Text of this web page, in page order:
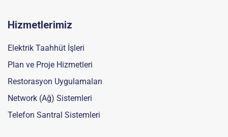
Hizmetlerimiz
Elektrik Taahhüt İşleri
Plan ve Proje Hizmetleri
Restorasyon Uygulamaları
Network (Ağ) Sistemleri
Telefon Santral Sistemleri